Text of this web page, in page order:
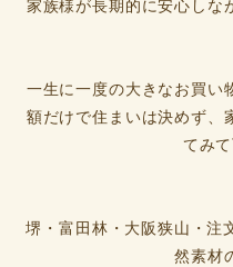
家族様が長期的に安心しな
一生に一度の大きなお買い
額だけで住まいは決めず、
てみ
堺・富田林・大阪狭山・注
然素材